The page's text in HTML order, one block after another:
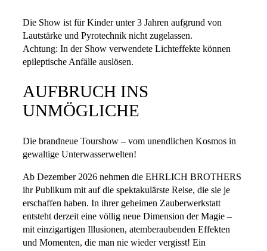
Die Show ist für Kinder unter 3 Jahren aufgrund von
Lautstärke und Pyrotechnik nicht zugelassen.
Achtung: In der Show verwendete Lichteffekte können
epileptische Anfälle auslösen.
AUFBRUCH INS
UNMÖGLICHE
Die brandneue Tourshow – vom unendlichen Kosmos in
gewaltige Unterwasserwelten!
Ab Dezember 2026 nehmen die EHRLICH BROTHERS
ihr Publikum mit auf die spektakulärste Reise, die sie je
erschaffen haben. In ihrer geheimen Zauberwerkstatt
entsteht derzeit eine völlig neue Dimension der Magie –
mit einzigartigen Illusionen, atemberaubenden Effekten
und Momenten, die man nie wieder vergisst! Ein